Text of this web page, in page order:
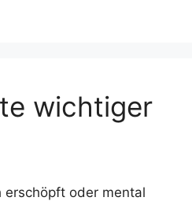
wichtiger
erschöpft oder mental